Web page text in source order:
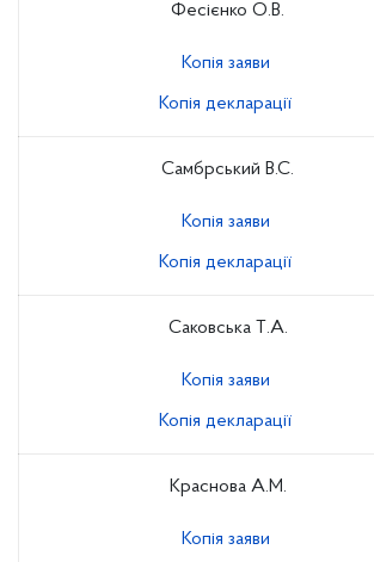
Фесієнко О.В.
Копія заяви
Копія декларації
Самбрський В.С.
Копія заяви
Копія декларації
Саковська Т.А.
Копія заяви
Копія декларації
Краснова А.М.
Копія заяви